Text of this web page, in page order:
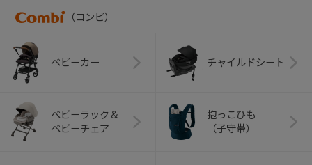
（コンビ）
ベビーカー チャイルドシート
ベビーラック＆
ベビーチェア
抱っこひも
（子守帯）